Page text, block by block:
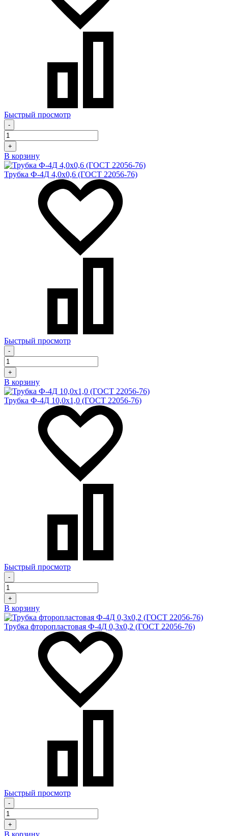
Быстрый просмотр
-
+
В корзину
Трубка Ф-4Д 4,0х0,6 (ГОСТ 22056-76)
Быстрый просмотр
-
+
В корзину
Трубка Ф-4Д 10,0х1,0 (ГОСТ 22056-76)
Быстрый просмотр
-
+
В корзину
Трубка фторопластовая Ф-4Д 0,3х0,2 (ГОСТ 22056-76)
Быстрый просмотр
-
+
В корзину